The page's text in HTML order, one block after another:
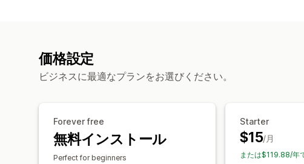
価格設定
ビジネスに最適なプランをお選びください。
Forever free
無料インストール
Perfect for beginners
Starter
$15/月
または$119.88/年